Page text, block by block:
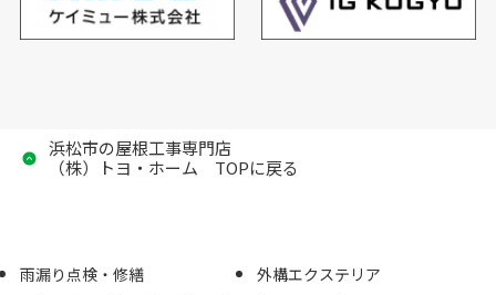
浜松市の屋根工事専門店
（株）トヨ・ホーム TOPに戻る
雨漏り点検・修繕
外構エクステリア